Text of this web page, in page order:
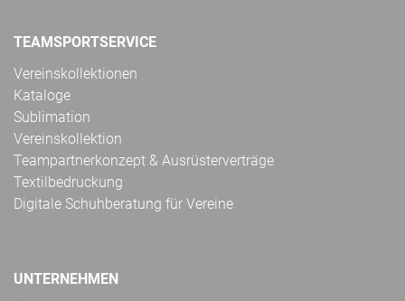
TEAMSPORTSERVICE
Vereinskollektionen
Kataloge
Sublimation
Vereinskollektion
Teampartnerkonzept & Ausrüsterverträge
Textilbedruckung
Digitale Schuhberatung für Vereine
UNTERNEHMEN